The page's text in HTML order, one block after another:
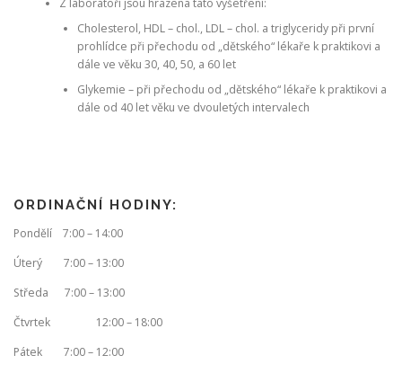
Z laboratoří jsou hrazena tato vyšetření:
Cholesterol, HDL – chol., LDL – chol. a triglyceridy při první
prohlídce při přechodu od „dětského“ lékaře k praktikovi a
dále ve věku 30, 40, 50, a 60 let
Glykemie – při přechodu od „dětského“ lékaře k praktikovi a
dále od 40 let věku ve dvouletých intervalech
ORDINAČNÍ HODINY:
Pondělí 7:00 – 14:00
Úterý 7:00 – 13:00
Středa 7:00 – 13:00
Čtvrtek 12:00 – 18:00
Pátek 7:00 – 12:00